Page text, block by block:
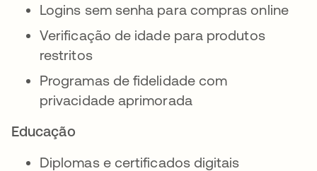
Logins sem senha para compras online
Verificação de idade para produtos
restritos
Programas de fidelidade com
privacidade aprimorada
Educação
Diplomas e certificados digitais